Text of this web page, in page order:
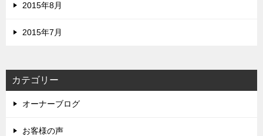
2015年8月
2015年7月
カテゴリー
オーナーブログ
お客様の声